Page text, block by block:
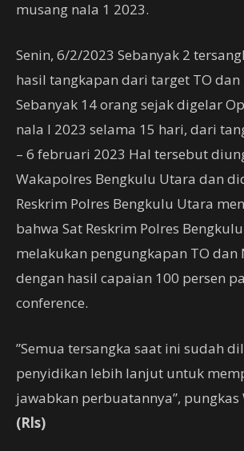
musang nala 1 2023.
Senin, 6/2/2023 Sebanyak 2
hasil tangkapan dari target TO dan
Sebanyak 14 orang sejak digelar
nala I 2023 selama 15 hari, dari
– 6 februari 2023 Hal tersebut
Wakapolres Bengkulu Utara dan
Reskrim Polres Bengkulu Utara
bahwa Sat Reskrim Polres
melakukan pengungkapan TO dan
dengan hasil capaian 100 persen
conference.
”Semua tersangka saat ini sudah
penyidikan lebih lanjut untuk
jawabkan perbuatannya”, pungkas
(Rls)